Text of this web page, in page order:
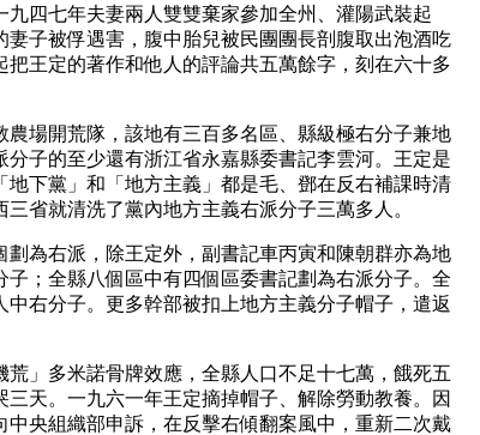
四七年夫妻兩人雙雙棄家參加全州、灌陽武裝起
子被俘遇害，腹中胎兒被民團團長剖腹取出泡酒吃
王定的著作和他人的評論共五萬餘字，刻在六十多
場開荒隊，該地有三百多名區、縣級極右分子兼地
子的至少還有浙江省永嘉縣委書記李雲河。王定是
下黨」和「地方主義」都是毛、鄧在反右補課時清
省就清洗了黨內地方主義右派分子三萬多人。
為右派，除王定外，副書記車丙寅和陳朝群亦為地
；全縣八個區中有四個區委書記劃為右派分子。全
右分子。更多幹部被扣上地方主義分子帽子，遣返
」多米諾骨牌效應，全縣人口不足十七萬，餓死五
天。一九六一年王定摘掉帽子、解除勞動教養。因
央組織部申訴，在反擊右傾翻案風中，重新二次戴